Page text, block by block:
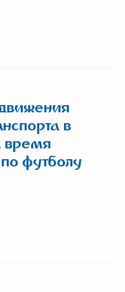
в
время
футболу